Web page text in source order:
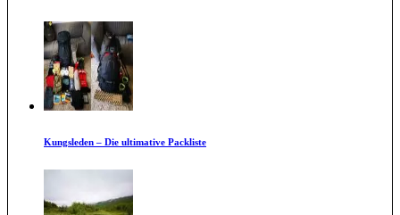
Kungsleden – Die ultimative Packliste